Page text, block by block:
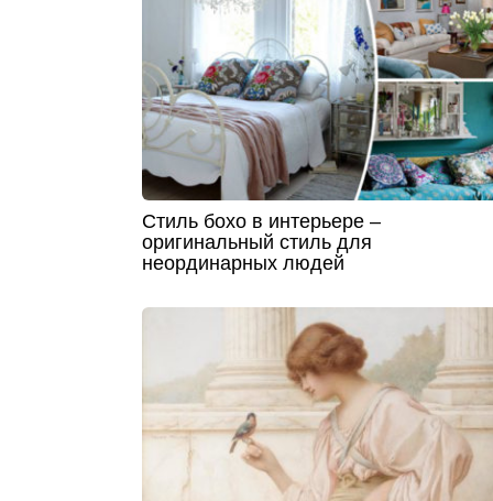
Стиль бохо в интерьере –
оригинальный стиль для
неординарных людей